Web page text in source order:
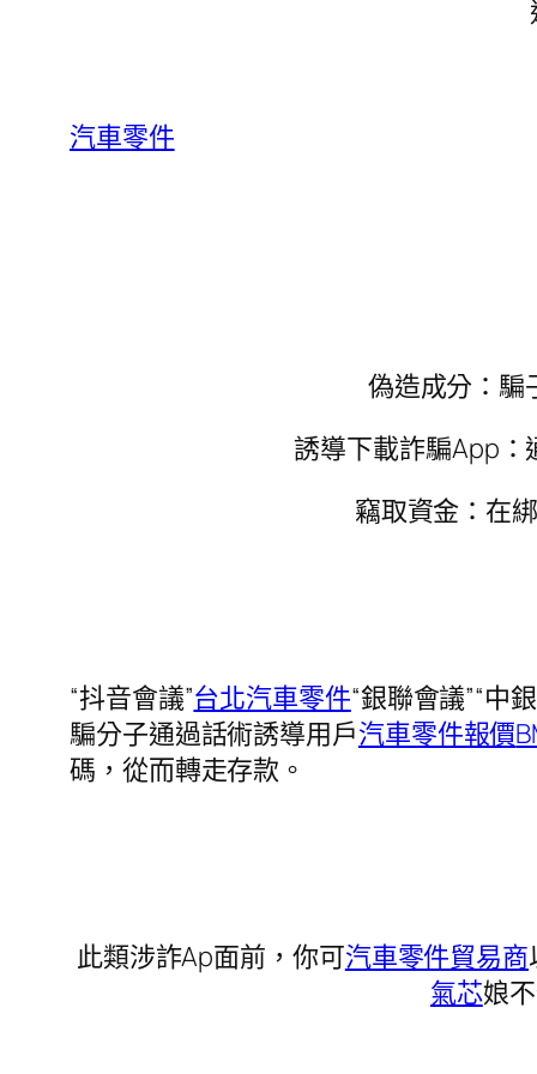
汽車零件
偽造成分：騙
誘導下載詐騙App：
竊取資金：在
“抖音會議”台北汽車零件“銀聯會議”“中
騙分子通過話術誘導用戶汽車零件報價
碼，從而轉走存款。
此類涉詐Ap面前，你可汽車零件貿易商
氣芯娘